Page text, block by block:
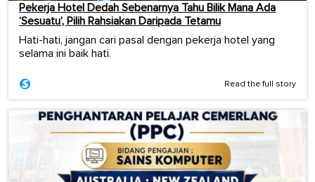
Pekerja Hotel Dedah Sebenarnya Tahu Bilik Mana Ada
‘Sesuatu’, Pilih Rahsiakan Daripada Tetamu
Hati-hati, jangan cari pasal dengan pekerja hotel yang
selama ini baik hati.
Read the full story